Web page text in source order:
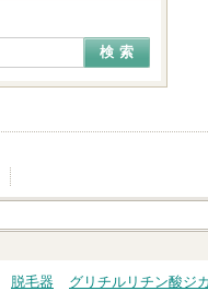
脱毛器 グリチルリチン酸ジ